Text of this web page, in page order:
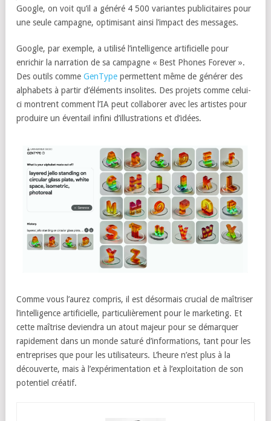
Google, on voit qu’il a généré 4 500 variantes publicitaires pour
une seule campagne, optimisant ainsi l’impact des messages.
Google, par exemple, a utilisé l’intelligence artificielle pour
enrichir la narration de sa campagne « Best Phones Forever ».
Des outils comme GenType permettent même de générer des
alphabets à partir d’éléments insolites. Des projets comme celui-
ci montrent comment l’IA peut collaborer avec les artistes pour
produire un éventail infini d’illustrations et d’idées.
Comme vous l’aurez compris, il est désormais crucial de maîtriser
l’intelligence artificielle, particulièrement pour le marketing. Et
cette maîtrise deviendra un atout majeur pour se démarquer
rapidement dans un monde saturé d’informations, tant pour les
entreprises que pour les utilisateurs. L’heure n’est plus à la
découverte, mais à l’expérimentation et à l’exploitation de son
potentiel créatif.